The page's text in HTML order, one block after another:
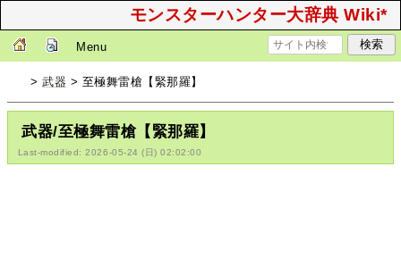
モンスターハンター大辞典 Wiki*
Menu
>武器 > 至極舞雷槍【緊那羅】
武器/至極舞雷槍【緊那羅】
Last-modified: 2026-05-24 (日) 02:02:00